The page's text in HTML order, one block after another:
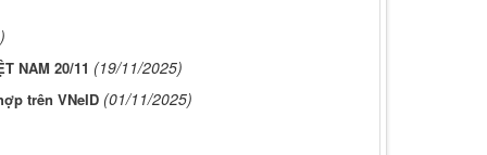
NAM 20/11 (19/11/2025)
trên VNeID (01/11/2025)